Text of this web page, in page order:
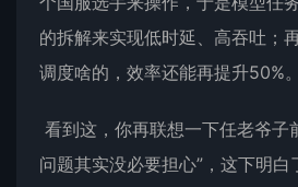
的拆解来实现低时延、高吞吐；
调度啥的，效率还能再提升50%。
看到这，你再联想一下任老爷子
问题其实没必要担心”，这下明